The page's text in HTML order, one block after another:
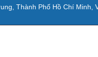
Thành Phố Hồ Chí Minh,